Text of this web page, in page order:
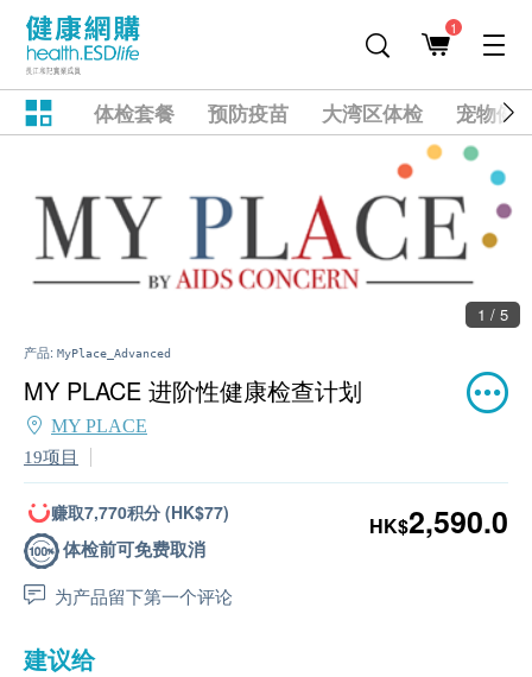
1
体检套餐 预防疫苗 大湾区体检 宠物健
1 / 5
产品: MyPlace_Advanced
MY PLACE 进阶性健康检查计划
MY PLACE
19项目
赚取7,770积分 (HK$77)
体检前可免费取消
为产品留下第一个评论
HK$2,590.0
建议给